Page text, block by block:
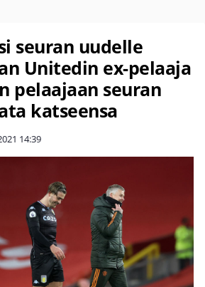
seuran uudelle
Unitedin ex-pelaaja
pelaajaan seuran
katseensa
14:39